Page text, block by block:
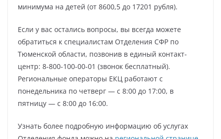
минимума на детей (от 8600,5 до 17201 рубля).
Если у вас остались вопросы, вы всегда можете
обратиться к специалистам Отделения СФР по
Тюменской области, позвонив в единый контакт-
центр: 8-800-100-00-01 (звонок бесплатный).
Региональные операторы ЕКЦ работают с
понедельника по четверг — с 8:00 до 17:00, в
пятницу — с 8:00 до 16:00.
Узнать более подробную информацию об услугах